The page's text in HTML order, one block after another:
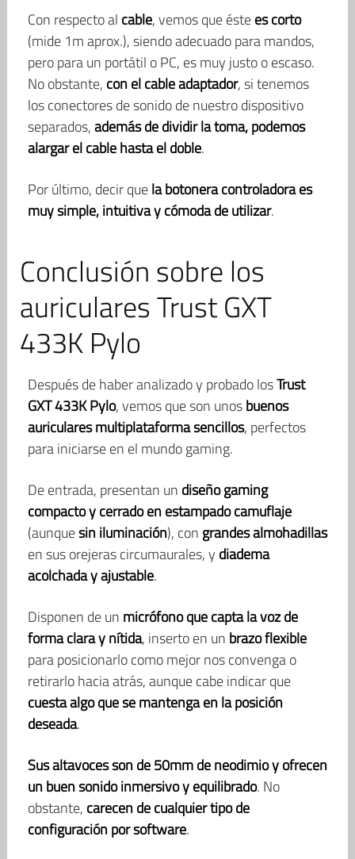
Con respecto al cable, vemos que éstees corto
(mide 1m aprox.), siendo adecuado para mandos,
pero para un portátil o PC, es muy justo o escaso.
No obstante, con el cable adaptador, si tenemos
los conectores de sonido de nuestro dispositivo
separados,además de dividir la toma, podemos
alargar el cable hasta el doble.
Por último, decir quela botonera controladora es
muy simple, intuitiva y cómoda de utilizar.
Conclusión sobre los
auriculares Trust GXT
433K Pylo
Después de haber analizado y probado losTrust
GXT 433K Pylo, vemos que son unosbuenos
auriculares multiplataforma sencillos, perfectos
para iniciarse en el mundo gaming.
De entrada, presentan un diseño gaming
compacto y cerrado en estampado camuflaje
(aunquesin iluminación), con grandes almohadillas
en sus orejeras circumaurales, y diadema
acolchada y ajustable.
Disponen de un micrófono que capta la voz de
forma clara y nítida, inserto en un brazo flexible
para posicionarlo como mejor nos convenga o
retirarlo hacia atrás, aunque cabe indicar que
cuesta algo que se mantenga en la posición
deseada.
Sus altavoces son de 50mm de neodimio y ofrecen
un buen sonido inmersivo y equilibrado. No
obstante, carecen de cualquier tipo de
configuración por software.